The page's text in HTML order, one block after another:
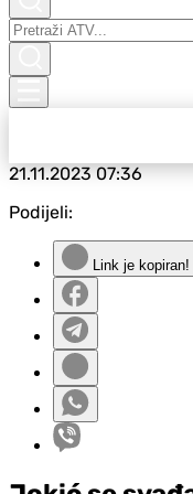
21.11.202307:36
Podijeli:
Link je kopiran!